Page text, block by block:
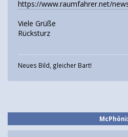
https://www.raumfahrer.net/
Viele Grüße
Rücksturz
Neues Bild, gleicher Bart!